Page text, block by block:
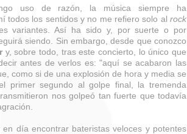
uso de razón, la música siempre ha
todos los sentidos y no me refiero solo al rock
variantes. Así ha sido y, por suerte o por
siendo. Sin embargo, desde que conozco
y, sobre todo, tras este concierto, lo único que
antes de verlos es: "aquí se acabaron las
como si de una explosión de hora y media se
primer segundo al golpe final, la tremenda
nos golpeó tan fuerte que todavía
día encontrar bateristas veloces y potentes